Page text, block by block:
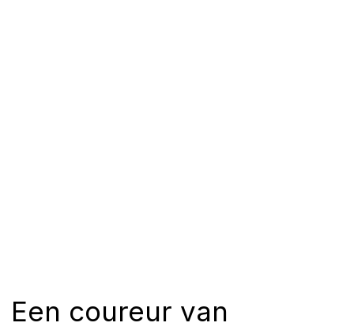
Een coureur van